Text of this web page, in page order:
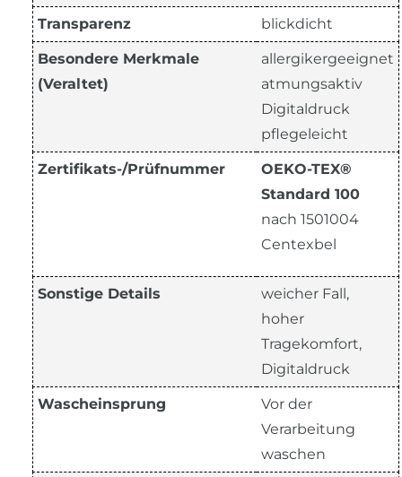
Transparenz blickdicht
Besondere Merkmale
(Veraltet)
allergikergeeignet
atmungsaktiv
Digitaldruck
pflegeleicht
Zertifikats-/Prüfnummer
OEKO-TEX®
Standard 100
nach 1501004
Centexbel
Sonstige Details
weicher Fall,
hoher
Tragekomfort,
Digitaldruck
Wascheinsprung
Vor der
Verarbeitung
waschen